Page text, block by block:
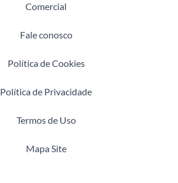
Comercial
Fale conosco
Política de Cookies
Política de Privacidade
Termos de Uso
Mapa Site